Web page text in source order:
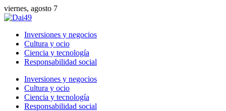
viernes, agosto 7
Inversiones y negocios
Cultura y ocio
Ciencia y tecnología
Responsabilidad social
Inversiones y negocios
Cultura y ocio
Ciencia y tecnología
Responsabilidad social